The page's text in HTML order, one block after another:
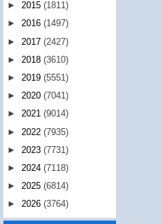
► 2015 (1811)
► 2016 (1497)
► 2017 (2427)
► 2018 (3610)
► 2019 (5551)
► 2020 (7041)
► 2021 (9014)
► 2022 (7935)
► 2023 (7731)
► 2024 (7118)
► 2025 (6814)
► 2026 (3764)